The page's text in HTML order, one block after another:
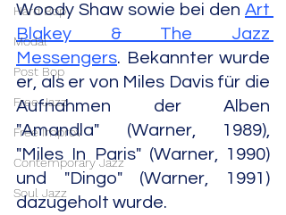
Hard Bop
Modal
Post Bop
Free Jazz
Free Improv
Contemporary Jazz
Soul Jazz
Woody Shaw sowie bei den Art
Blakey & The Jazz
Messengers. Bekannter wurde
er, als er von Miles Davis für die
Aufnahmen der Alben
"Amandla" (Warner, 1989),
"Miles In Paris" (Warner, 1990)
und "Dingo" (Warner, 1991)
dazugeholt wurde.